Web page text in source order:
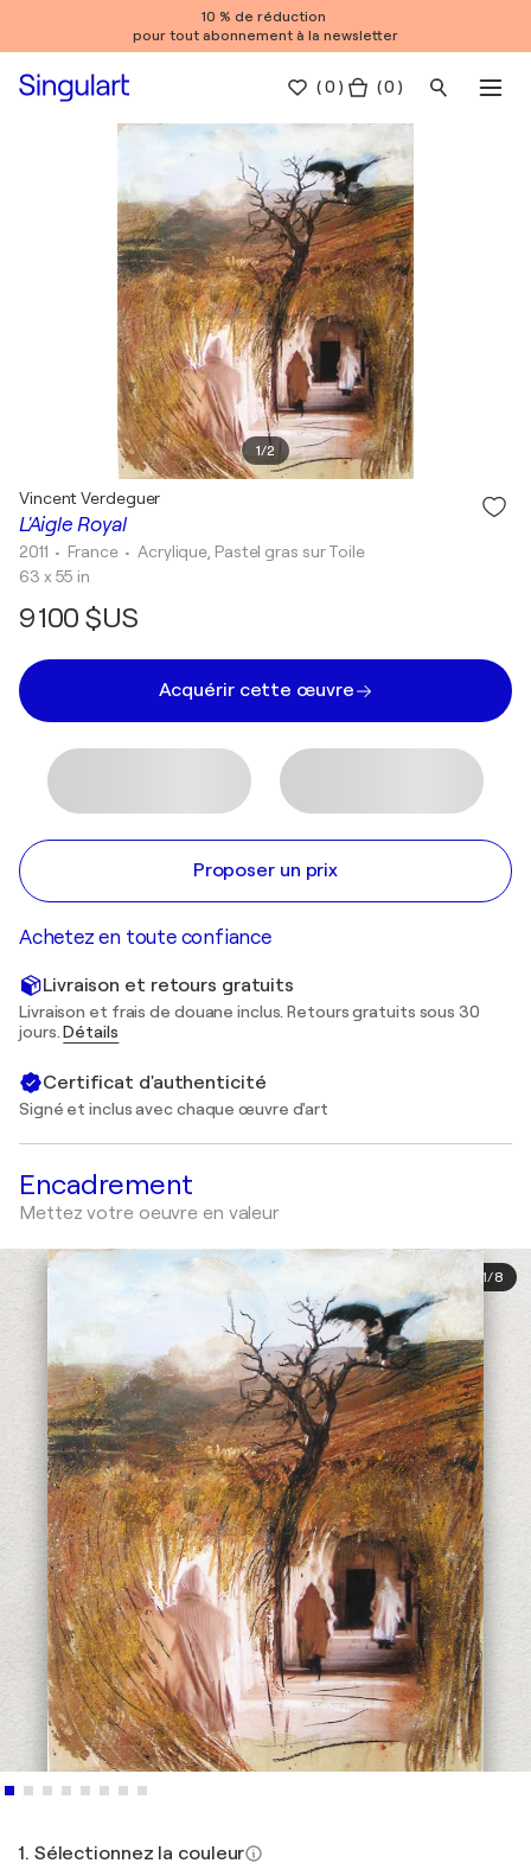
10 % de réduction
pour tout abonnement à la newsletter
(0 ) ( 0 )
1/2
L'Aigle Royal
Vincent Verdeguer
2011 • France •Acrylique, Pastel gras sur Toile
63 x 55 in
9 100 $US
Acquérir cette œuvre
Proposer un prix
Achetez en toute confiance
Livraison et retours gratuits
Livraison et frais de douane inclus. Retours gratuits sous 30
jours.Détails
Certificat d'authenticité
Signé et inclus avec chaque œuvre d'art
Encadrement
Mettez votre oeuvre en valeur
1/8
1. Sélectionnez la couleur